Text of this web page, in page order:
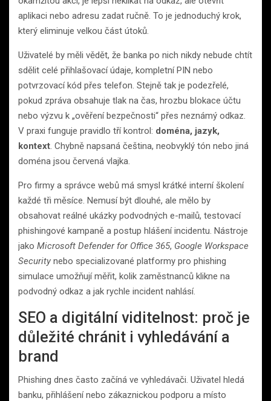
aplikaci nebo adresu zadat ručně. To je jednoduchý krok,
který eliminuje velkou část útoků.
Uživatelé by měli vědět, že banka po nich nikdy nebude chtít
sdělit celé přihlašovací údaje, kompletní PIN nebo
potvrzovací kód přes telefon. Stejně tak je podezřelé,
pokud zpráva obsahuje tlak na čas, hrozbu blokace účtu
nebo výzvu k „ověření bezpečnosti“ přes neznámý odkaz.
V praxi funguje pravidlo tří kontrol: doména, jazyk,
kontext. Chybně napsaná čeština, neobvyklý tón nebo jiná
doména jsou červená vlajka.
Pro firmy a správce webů má smysl krátké interní školení
každé tři měsíce. Nemusí být dlouhé, ale mělo by
obsahovat reálné ukázky podvodných e-mailů, testovací
phishingové kampaně a postup hlášení incidentu. Nástroje
jako Microsoft Defender for Office 365, Google Workspace
Security nebo specializované platformy pro phishing
simulace umožňují měřit, kolik zaměstnanců klikne na
podvodný odkaz a jak rychle incident nahlásí.
SEO a digitální viditelnost: proč je
důležité chránit i vyhledávání a
brand
Phishing dnes často začíná ve vyhledávači. Uživatel hledá
banku, přihlášení nebo zákaznickou podporu a místo